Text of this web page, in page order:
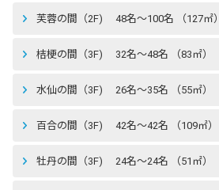
芙蓉の間（2F) 48名〜100名 （127㎡）
桔梗の間（3F) 32名〜48名 （83㎡）
水仙の間（3F) 26名〜35名 （55㎡）
百合の間（3F) 42名〜42名 （109㎡）
牡丹の間（3F) 24名〜24名 （51㎡）